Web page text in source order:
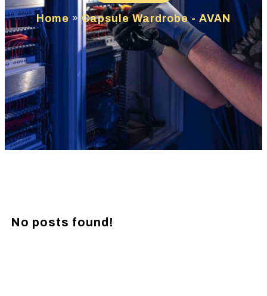
Home »Capsule Wardrobe - AVAN
No posts found!